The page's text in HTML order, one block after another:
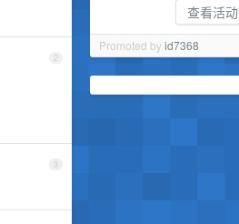
查看活动
Promoted byid7368
2
3